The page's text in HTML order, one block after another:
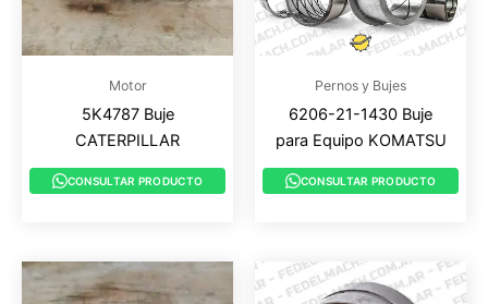
Motor
5K4787 Buje
CATERPILLAR
CONSULTAR PRODUCTO
Pernos y Bujes
6206-21-1430 Buje
para Equipo KOMATSU
CONSULTAR PRODUCTO